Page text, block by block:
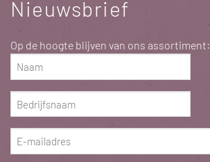
Nieuwsbrief
Op de hoogte blijven van ons assortiment:
Naam
(Vereist)
Bedrijfsnaam
(Vereist)
E-
mailadres